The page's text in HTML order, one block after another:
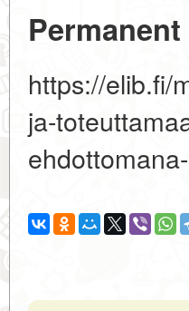
https://elib.fi/
ja-